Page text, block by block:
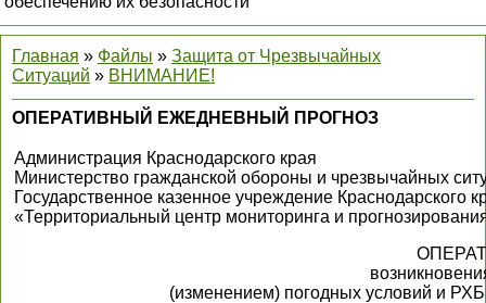
Главная » Файлы » Защита от Чрезвычайных
Ситуаций » ВНИМАНИЕ!
ОПЕРАТИВНЫЙ ЕЖЕДНЕВНЫЙ ПРОГНОЗ
Администрация Краснодарского края
Министерство гражданской обороны и чрезвычайных
Государственное казенное учреждение Краснодарского
«Территориальный центр мониторинга и
(изменением) погодных условий и РХБ